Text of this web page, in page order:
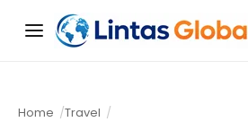
Menu
Home
Travel